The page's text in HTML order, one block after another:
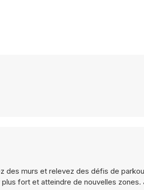
murs et relevez des défis de
fort et atteindre de nouvelles zones.